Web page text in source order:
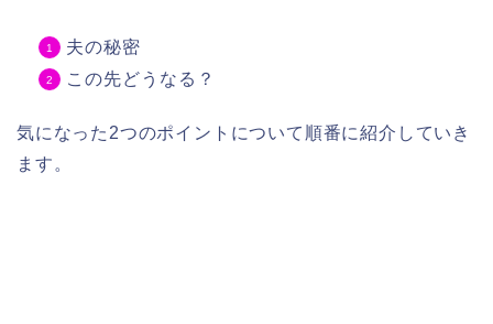
夫の秘密
この先どうなる？
気になった2つのポイントについて順番に紹介していき
ます。